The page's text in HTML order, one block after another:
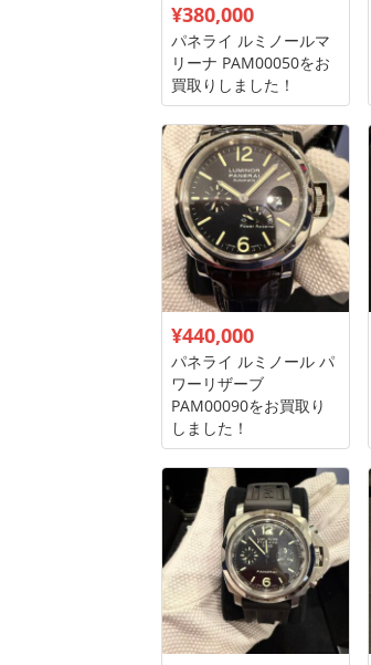
¥380,000
パネライ ルミノールマ
リーナ PAM00050をお
買取りしました！
¥440,000
パネライ ルミノール パ
ワーリザーブ
PAM00090をお買取り
しました！